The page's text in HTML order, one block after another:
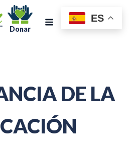
Donar
ES
DE LA